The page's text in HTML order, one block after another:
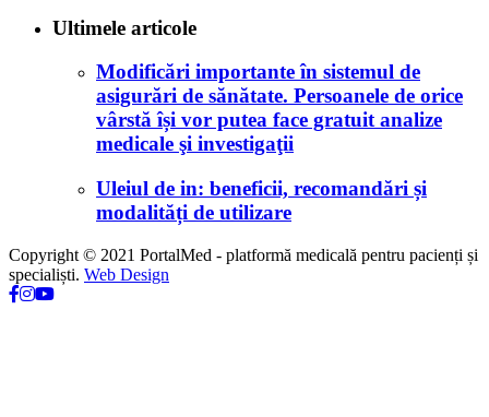
Ultimele articole
Modificări importante în sistemul de
asigurări de sănătate. Persoanele de orice
vârstă își vor putea face gratuit analize
medicale şi investigaţii
Uleiul de in: beneficii, recomandări și
modalități de utilizare
Copyright © 2021 PortalMed - platformă medicală pentru pacienți și
specialiști. Web Design